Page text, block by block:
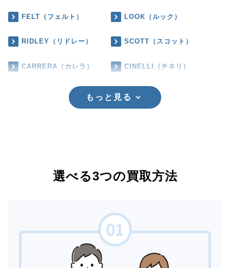
FELT（フェルト） LOOK（ルック）
RIDLEY（リドレー） SCOTT（スコット）
CARRERA（カレラ） CINELLI（チネリ）
もっと見る
選べる3つの買取方法